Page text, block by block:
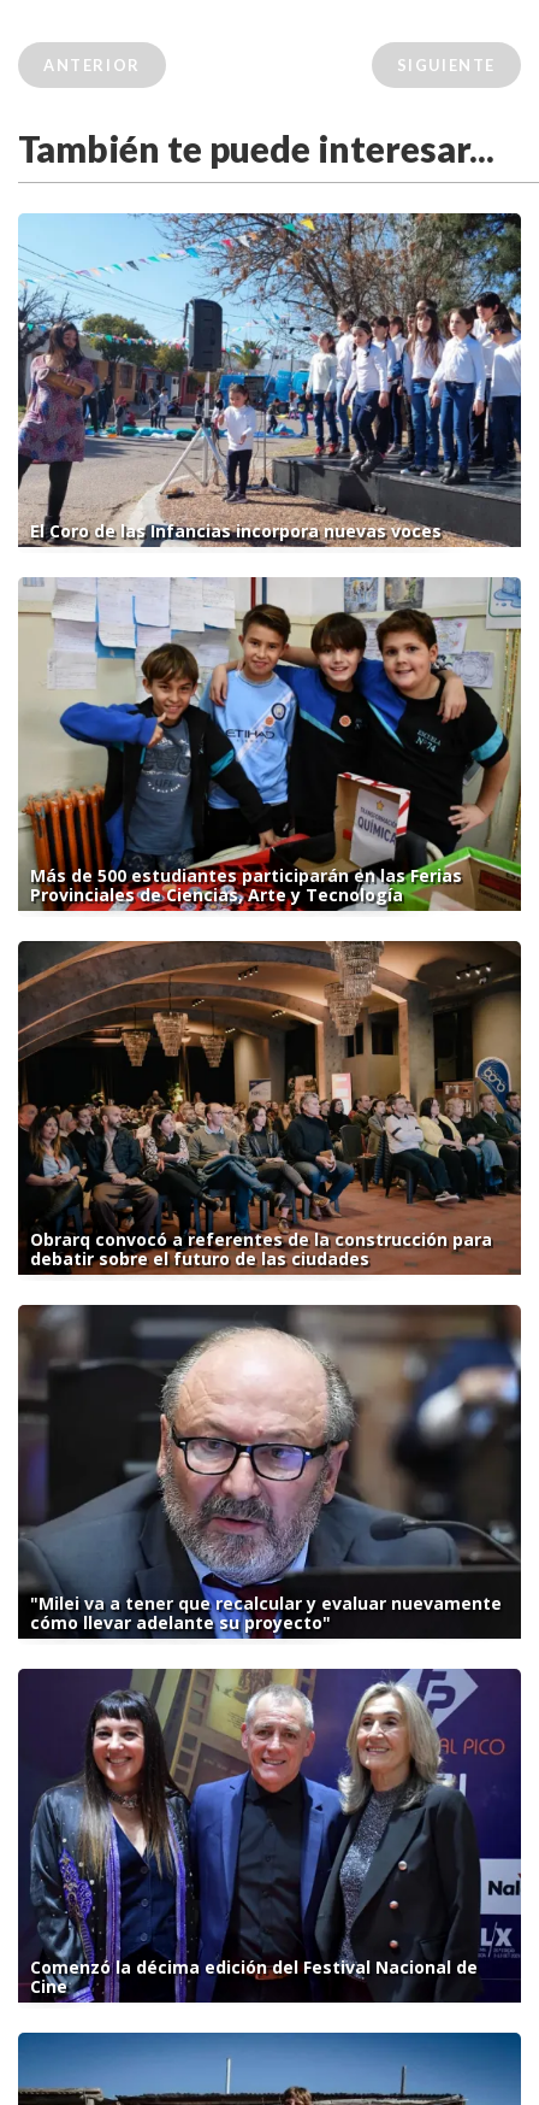
ANTERIOR SIGUIENTE
También te puede interesar...
El Coro de las Infancias incorpora nuevas voces
Más de 500 estudiantes participarán en las Ferias
Provinciales de Ciencias, Arte y Tecnología
Obrarq convocó a referentes de la construcción para
debatir sobre el futuro de las ciudades
"Milei va a tener que recalcular y evaluar nuevamente
cómo llevar adelante su proyecto"
Comenzó la décima edición del Festival Nacional de
Cine